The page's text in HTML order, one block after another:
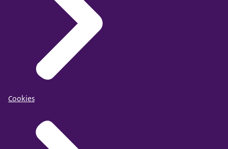
Cookies